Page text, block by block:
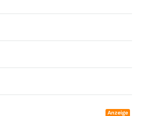
Anzeige